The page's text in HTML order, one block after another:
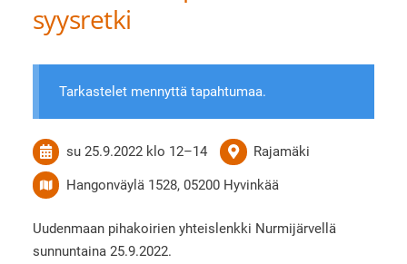
syysretki
Tarkastelet mennyttä tapahtumaa.
su 25.9.2022 klo 12–14 Rajamäki
Hangonväylä 1528, 05200 Hyvinkää
Uudenmaan pihakoirien yhteislenkki Nurmijärvellä
sunnuntaina 25.9.2022.